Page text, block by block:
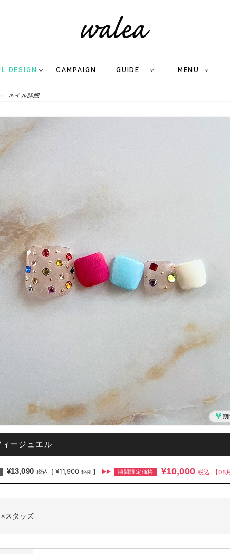
DESIGN CAMPAIGN GUIDE
Q
A
MENU
WEDDING NAIL
ネイル詳細
期
ージュエル
¥13,090 税込 [ ¥11,900 税抜 ] 期間限定価格 ¥10,000 税込 【08
スタッズ